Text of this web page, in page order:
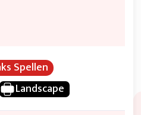
Spellen
Landscape